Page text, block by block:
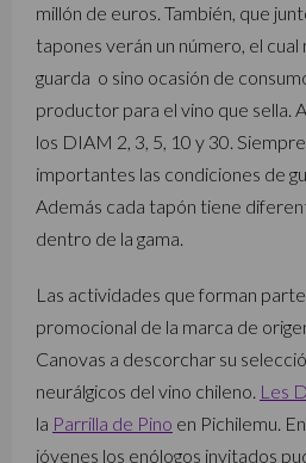
millón de euros. También, que
tapones verán un número, el
guarda o sino ocasión de
productor para el vino que sella.
los DIAM 2, 3, 5, 10 y 30.
importantes las condiciones de
Además cada tapón tiene
dentro de la gama.
Las actividades que forman
promocional de la marca de
Canovas a descorchar su
neurálgicos del vino chileno. Les
la Parrilla de Pino en Pichilemu.
jóvenes los enólogos invitados